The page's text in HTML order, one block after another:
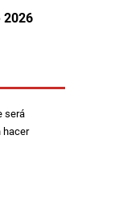
2026
será
hacer